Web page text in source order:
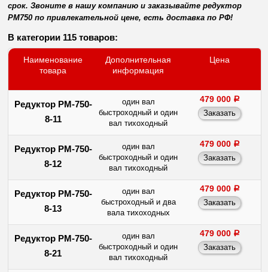
срок. Звоните в нашу компанию и заказывайте редуктор
РМ750 по привлекательной цене, есть доставка по РФ!
В категории 115 товаров:
Наименование
товара
Дополнительная
информация
Цена
Редуктор РМ-750-
8-11
один вал
быстроходный и один
вал тихоходный
479 000 a
Редуктор РМ-750-
8-12
один вал
быстроходный и один
вал тихоходный
479 000 a
Редуктор РМ-750-
8-13
один вал
быстроходный и два
вала тихоходных
479 000 a
Редуктор РМ-750-
8-21
один вал
быстроходный и один
вал тихоходный
479 000 a